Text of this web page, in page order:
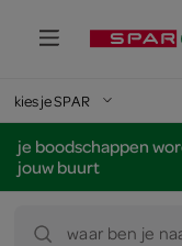
kies je SPAR
je boodschappen
jouw buurt
waar ben je